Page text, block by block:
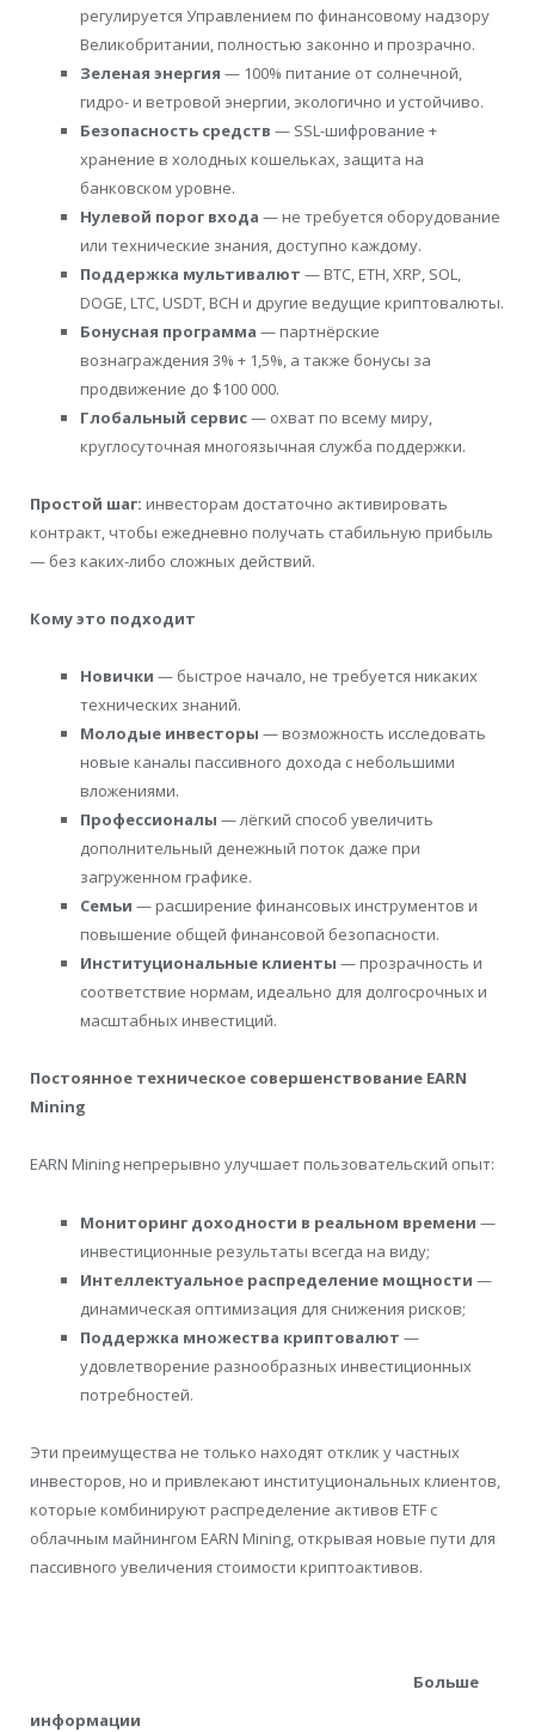
регулируется Управлением по финансовому надзору
Великобритании, полностью законно и прозрачно.
Зеленая энергия — 100% питание от солнечной,
гидро- и ветровой энергии, экологично и устойчиво.
Безопасность средств — SSL-шифрование +
хранение в холодных кошельках, защита на
банковском уровне.
Нулевой порог входа — не требуется оборудование
или технические знания, доступно каждому.
Поддержка мультивалют — BTC, ETH, XRP, SOL,
DOGE, LTC, USDT, BCH и другие ведущие криптовалюты.
Бонусная программа — партнёрские
вознаграждения 3% + 1,5%, а также бонусы за
продвижение до $100 000.
Глобальный сервис— охват по всему миру,
круглосуточная многоязычная служба поддержки.
Простой шаг: инвесторам достаточно активировать
контракт, чтобы ежедневно получать стабильную прибыль
— без каких-либо сложных действий.
Кому это подходит
Новички — быстрое начало, не требуется никаких
технических знаний.
Молодые инвесторы — возможность исследовать
новые каналы пассивного дохода с небольшими
вложениями.
Профессионалы — лёгкий способ увеличить
дополнительный денежный поток даже при
загруженном графике.
Семьи — расширение финансовых инструментов и
повышение общей финансовой безопасности.
Институциональные клиенты — прозрачность и
соответствие нормам, идеально для долгосрочных и
масштабных инвестиций.
Постоянное техническое совершенствование EARN
Mining
EARN Mining непрерывно улучшает пользовательский опыт:
Мониторинг доходности в реальном времени —
инвестиционные результаты всегда на виду;
Интеллектуальное распределение мощности —
динамическая оптимизация для снижения рисков;
Поддержка множества криптовалют —
удовлетворение разнообразных инвестиционных
потребностей.
Эти преимущества не только находят отклик у частных
инвесторов, но и привлекают институциональных клиентов,
которые комбинируют распределение активов ETF с
облачным майнингом EARN Mining, открывая новые пути для
пассивного увеличения стоимости криптоактивов.
Больше
информации